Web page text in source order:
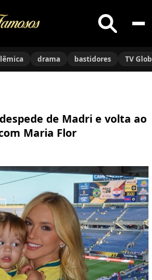
Buscar
no
drama bastidores TV
de Madri e volta ao
Maria Flor